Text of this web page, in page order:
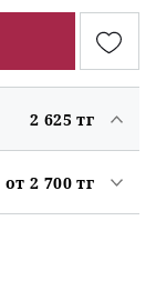
2 625 тг
от 2 700 тг